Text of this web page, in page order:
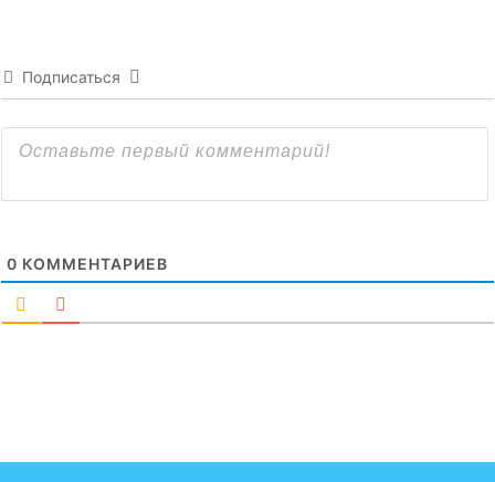
Подписаться
0 КОММЕНТАРИЕВ